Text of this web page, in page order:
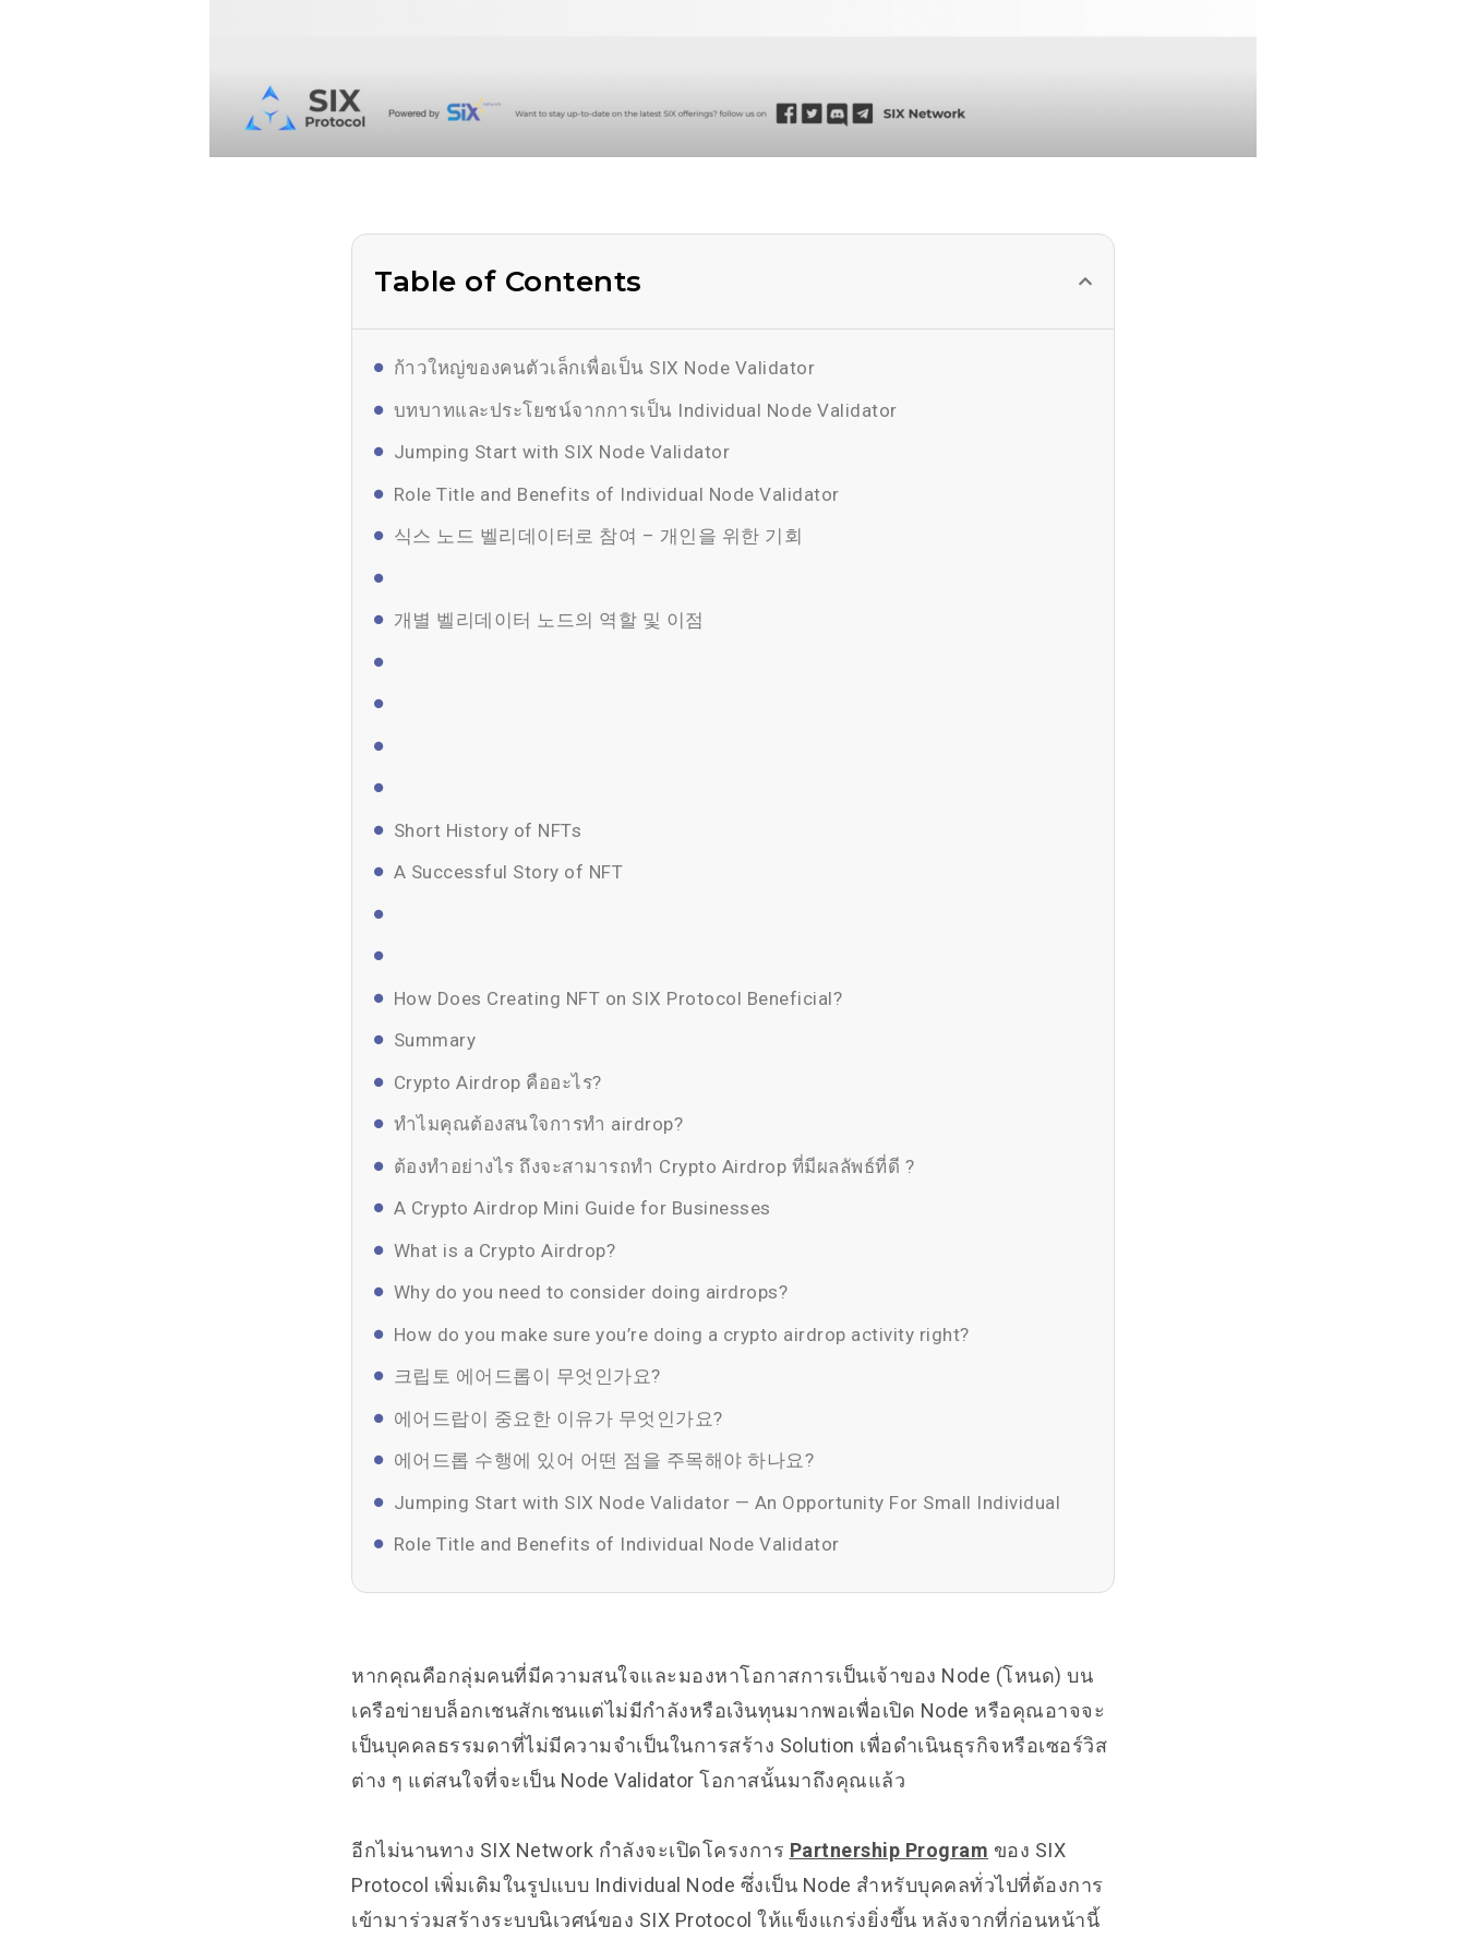
Table of Contents
ก้าวใหญ่ของคนตัวเล็กเพื่อเป็น SIX Node Validator
บทบาทและประโยชน์จากการเป็น Individual Node Validator
Jumping Start with SIX Node Validator
Role Title and Benefits of Individual Node Validator
식스 노드 벨리데이터로 참여 – 개인을 위한 기회
개별 벨리데이터 노드의 역할 및 이점
Short History of NFTs
A Successful Story of NFT
How Does Creating NFT on SIX Protocol Beneficial?
Summary
Crypto Airdrop คืออะไร?
ทำไมคุณต้องสนใจการทำ airdrop?
ต้องทำอย่างไร ถึงจะสามารถทำ Crypto Airdrop ที่มีผลลัพธ์ที่ดี ?
A Crypto Airdrop Mini Guide for Businesses
What is a Crypto Airdrop?
Why do you need to consider doing airdrops?
How do you make sure you’re doing a crypto airdrop activity right?
크립토 에어드롭이 무엇인가요?
에어드랍이 중요한 이유가 무엇인가요?
에어드롭 수행에 있어 어떤 점을 주목해야 하나요?
Jumping Start with SIX Node Validator — An Opportunity For Small Individual
Role Title and Benefits of Individual Node Validator
หากคุณคือกลุ่มคนที่มีความสนใจและมองหาโอกาสการเป็นเจ้าของ Node (โหนด) บน
เครือข่ายบล็อกเชนสักเชนแต่ไม่มีกำลังหรือเงินทุนมากพอเพื่อเปิด Node หรือคุณอาจจะ
เป็นบุคคลธรรมดาที่ไม่มีความจำเป็นในการสร้าง Solution เพื่อดำเนินธุรกิจหรือเซอร์วิส
ต่าง ๆ แต่สนใจที่จะเป็น Node Validator โอกาสนั้นมาถึงคุณแล้ว
อีกไม่นานทาง SIX Network กำลังจะเปิดโครงการ Partnership Program ของ SIX
Protocol เพิ่มเติมในรูปแบบ Individual Node ซึ่งเป็น Node สำหรับบุคคลทั่วไปที่ต้องการ
เข้ามาร่วมสร้างระบบนิเวศน์ของ SIX Protocol ให้แข็งแกร่งยิ่งขึ้น หลังจากที่ก่อนหน้านี้